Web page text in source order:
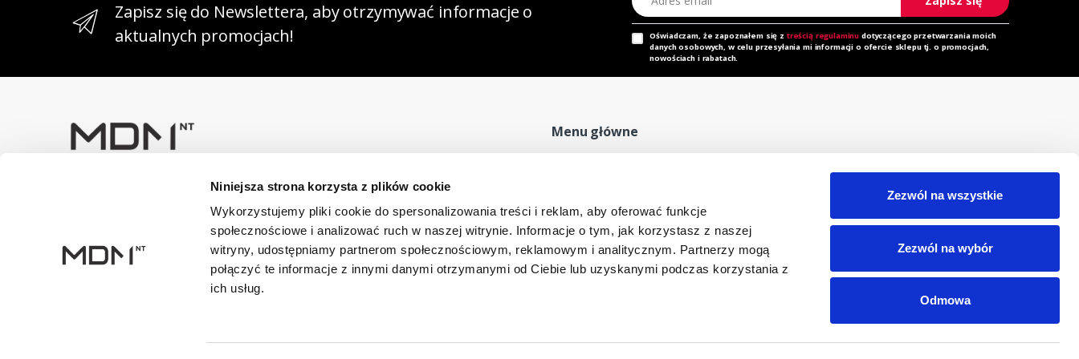
Niniejsza strona korzysta z plików cookie
Wykorzystujemy pliki cookie do spersonalizowania treści i reklam, aby oferować funkcje
społecznościowe i analizować ruch w naszej witrynie. Informacje o tym, jak korzystasz z naszej
witryny, udostępniamy partnerom społecznościowym, reklamowym i analitycznym. Partnerzy mogą
połączyć te informacje z innymi danymi otrzymanymi od Ciebie lub uzyskanymi podczas korzystania z
ich usług.
Zezwól na wszystkie
Zezwól na wybór
Odmowa
Zapisz się do Newslettera, aby otrzymywać informacje o
aktualnych promocjach!
Oświadczam, że zapoznałem się z treścią regulaminu dotyczącego przetwarzania moich
danych osobowych, w celu przesyłania mi informacji o ofercie sklepu tj. o promocjach,
nowościach i rabatach.
Masz pytania? Skontaktuj się z
+48 33 47 94 400
Nasz adres e-mail
dok@mdmnt.com
Dane kontaktowe
NIP: 5482614481, MDM NT sp. z o.o., Bestwińska 143, 43-346 Bielsko-Biała, Polska
Menu główne
Moje konto
Promocje
Kontakt
Reklamacja
Do pobrania
Polityka prywatności i